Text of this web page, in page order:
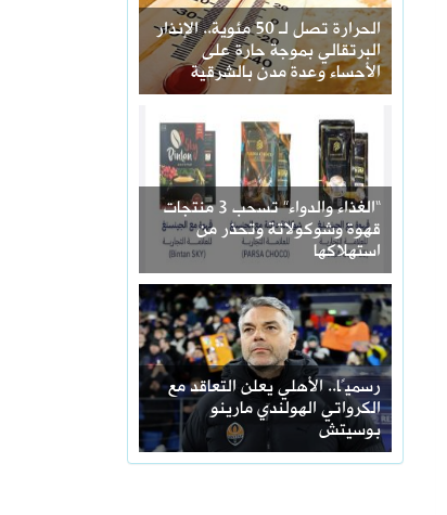
الحرارة تصل لـ 50 مئوية.. الإنذار
البرتقالي بموجة حارة على
الأحساء وعدة مدن بالشرقية
“الغذاء والدواء” تسحب 3 منتجات
قهوة وشوكولاتة وتحذر من
استهلاكها
رسميًا.. الأهلي يعلن التعاقد مع
الكرواتي الهولندي مارينو
بوسيتش